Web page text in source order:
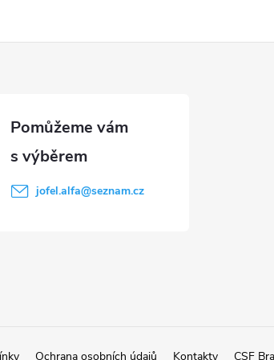
jofel.alfa@seznam.cz
Ochrana osobních údajů Kontakty CSF